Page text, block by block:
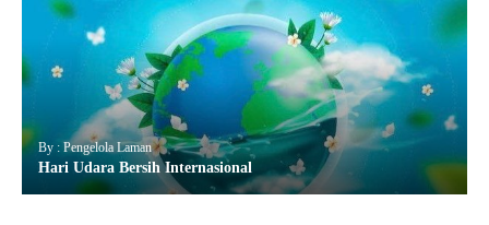
By : Pengelola Laman
Hari Udara Bersih Internasional